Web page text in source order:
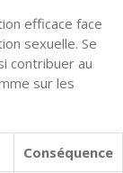
efficace face
sexuelle. Se
contribuer au
sur les
Conséquence